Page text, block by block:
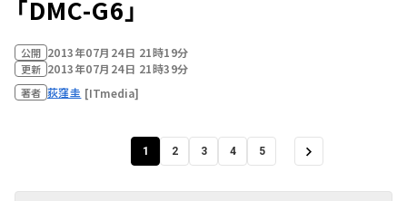
「DMC-G6」
公開 2013年07月24日 21時19分
更新 2013年07月24日 21時39分
著者 荻窪圭 [ITmedia]
1 2 3 4 5